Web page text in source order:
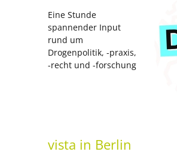
Eine Stunde
spannender Input
rund um
Drogenpolitik, -praxis,
-recht und -forschung
vista in Berlin